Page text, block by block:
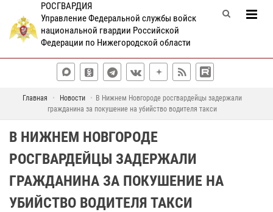
РОСГВАРДИЯ
Управление Федеральной службы войск
национальной гвардии Российской
Федерации по Нижегородской области
Главная Новости
В Нижнем Новгороде росгвардейцы задержали
гражданина за покушение на убийство водителя такси
В НИЖНЕМ НОВГОРОДЕ
РОСГВАРДЕЙЦЫ ЗАДЕРЖАЛИ
ГРАЖДАНИНА ЗА ПОКУШЕНИЕ НА
УБИЙСТВО ВОДИТЕЛЯ ТАКСИ